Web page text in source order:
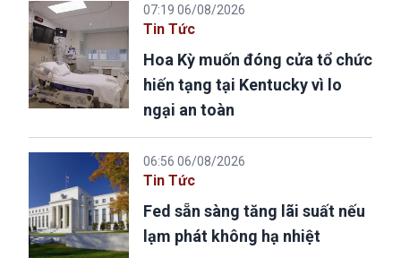
07:19 06/08/2026
Tin Tức
Hoa Kỳ muốn đóng cửa tổ chức
hiến tạng tại Kentucky vì lo
ngại an toàn
06:56 06/08/2026
Tin Tức
Fed sẵn sàng tăng lãi suất nếu
lạm phát không hạ nhiệt